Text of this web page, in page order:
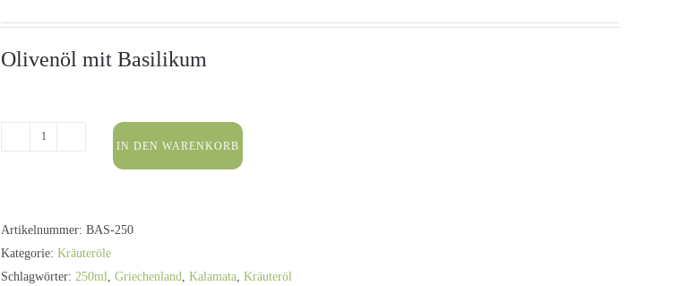
Olivenöl mit Basilikum
IN DEN WARENKORB
Artikelnummer: BAS-250
Kategorie: Kräuteröle
Schlagwörter: 250ml, Griechenland, Kalamata, Kräuteröl